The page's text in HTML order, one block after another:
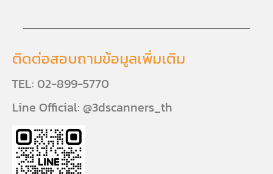
ติดต่อสอบถามข้อมูลเพิ่มเติม
TEL: 02-899-5770
Line Official: @3dscanners_th